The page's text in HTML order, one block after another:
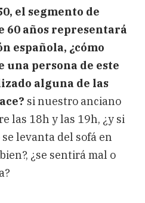
el segmento de
60 años representará
española, ¿cómo
una persona de este
alguna de las
si nuestro anciano
las 18h y las 19h, ¿y si
levanta del sofá en
¿se sentirá mal o